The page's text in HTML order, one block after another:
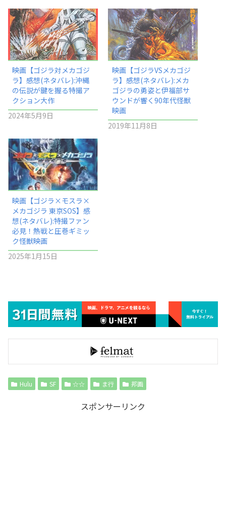
映画【ゴジラ対メカゴジ
ラ】感想(ネタバレ):沖縄
の伝説が鍵を握る特撮ア
クション大作
2024年5月9日
映画【ゴジラVSメカゴジ
ラ】感想(ネタバレ):メカ
ゴジラの勇姿と伊福部サ
ウンドが響く90年代怪獣
映画
2019年11月8日
映画【ゴジラ×モスラ×
メカゴジラ 東京SOS】感
想(ネタバレ):特撮ファン
必見！熱戦と圧巻ギミッ
ク怪獣映画
2025年1月15日
Hulu SF ☆☆ ま行 邦画
スポンサーリンク